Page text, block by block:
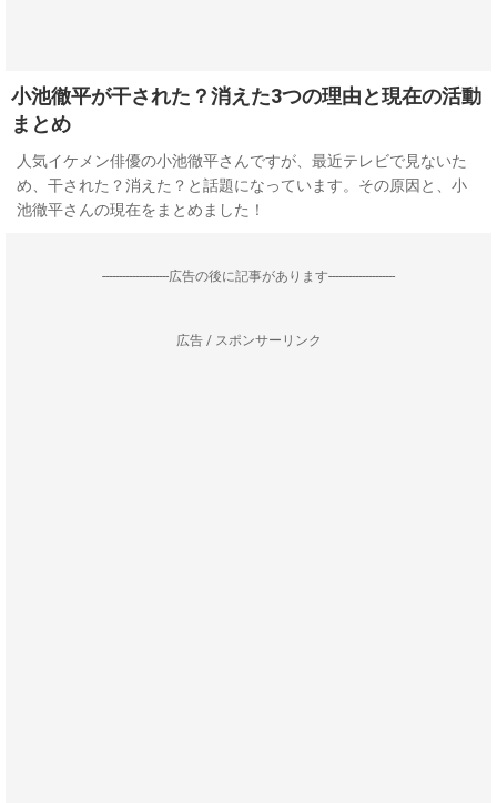
小池徹平が干された？消えた3つの理由と現在の活動
まとめ
人気イケメン俳優の小池徹平さんですが、最近テレビで見ないた
め、干された？消えた？と話題になっています。その原因と、小
池徹平さんの現在をまとめました！
--------------------広告の後に記事があります--------------------
広告 / スポンサーリンク